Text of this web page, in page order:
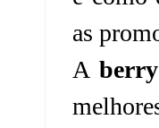
as
A